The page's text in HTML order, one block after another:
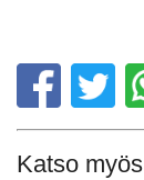
Katso myös